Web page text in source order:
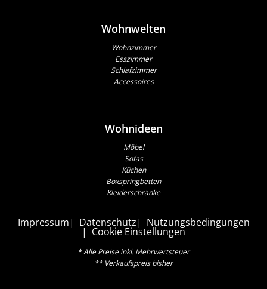
Wohnwelten
Wohnzimmer
Esszimmer
Schlafzimmer
Accessoires
Wohnideen
Möbel
Sofas
Küchen
Boxspringbetten
Kleiderschränke
Impressum Datenschutz Nutzungsbedingungen
Cookie Einstellungen
* Alle Preise inkl. Mehrwertsteuer
** Verkaufspreis bisher